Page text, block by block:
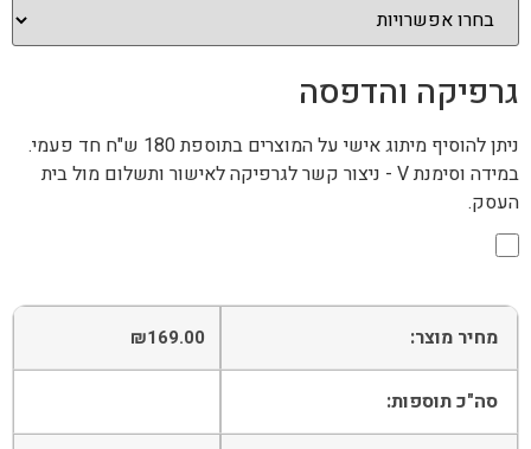
גרפיקה והדפסה
ניתן להוסיף מיתוג אישי על המוצרים בתוספת 180 ש"ח חד פעמי.
במידה וסימנת V - ניצור קשר לגרפיקה לאישור ותשלום מול בית
העסק.
מחיר מוצר: ₪169.00
סה"כ תוספות: